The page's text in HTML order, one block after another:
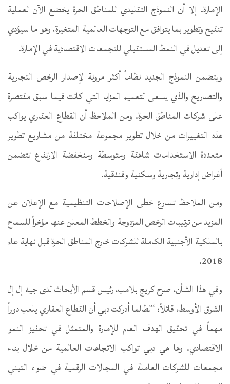
الإمارة. إلا أن النموذج التقليدي للمناطق الحرة يخضع الآن لعملية
تنقيح وتطوير بما يتوافق مع التوجهات العالمية المتغيرة، وهو ما سيؤدي
إلى تعديل في النمط المستقبلي للتجمعات الاقتصادية في الإمارة.
ويتضمن النموذج الجديد نظاماً أكثر مرونة لإصدار الرخص التجارية
والتصاريح والذي يسعى لتعميم المزايا التي كانت فيما سبق مقتصرة
على شركات المناطق الحرة. ومن الملاحظ أن القطاع العقاري يواكب
هذه التغييرات من خلال تطوير مجموعة مختلفة من مشاريع تطوير
متعددة الاستخدامات شاهقة ومتوسطة ومنخفضة الارتفاع تتضمن
أغراض إدارية وتجارية وسكنية وفندقية.
ومن الملاحظ تسارع خطى الإصلاحات التنظيمية مع الإعلان عن
المزيد من ترتيبات الرخص المزدوجة والخطط المعلن عنها مؤخراً للسماح
بالملكية الأجنبية الكاملة للشركات خارج المناطق الحرة قبل نهاية عام
2018.
وفي هذا الشأن، صرح كريج بلامب، رئيس قسم الأبحاث لدى جيه إل إل
الشرق الأوسط، قائلاً: “لطالما أدركت دبي أن القطاع العقاري يلعب دوراً
مهماً في تحقيق الهدف العام للإمارة والمتمثل في تحفيز النمو
الاقتصادي. وها هي دبي تواكب الاتجاهات العالمية من خلال بناء
مجمعات للشركات العاملة في المجالات الرقمية في ضوء التبني